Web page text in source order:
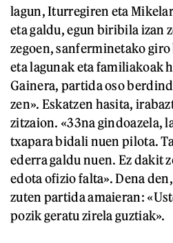
lagun, Iturregiren eta
eta galdu, egun biribila izan
zegoen, sanferminetako giro
eta lagunak eta familiakoak
Gainera, partida oso
zen». Eskatzen hasita,
zitzaion. «33na gindoazela,
txapara bidali nuen pilota.
ederra galdu nuen. Ez dakit
edota ofizio falta». Dena
zuten partida amaieran:
pozik geratu zirela guztiak».